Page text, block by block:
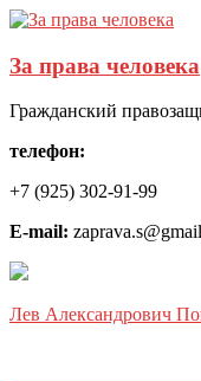
За права человека
Гражданский
телефон:
+7 (925) 302-91-99
E-mail:
Лев Александрович